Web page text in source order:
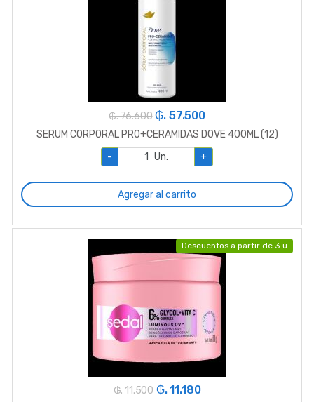
₲. 76.600 ₲. 57.500
SERUM CORPORAL PRO+CERAMIDAS DOVE 400ML (12)
-
Un. +
Agregar al carrito
Descuentos a partir de 3 u
₲. 11.500 ₲. 11.180